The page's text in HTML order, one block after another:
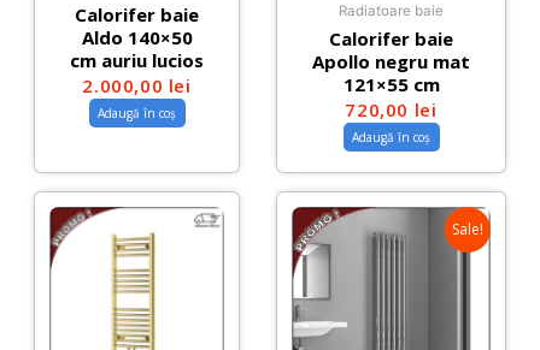
Calorifer baie
Aldo 140×50
cm auriu lucios
2.000,00 lei
Adaugă în coș
Radiatoare baie
Calorifer baie
Apollo negru mat
121×55 cm
720,00 lei
Adaugă în coș
Sale!